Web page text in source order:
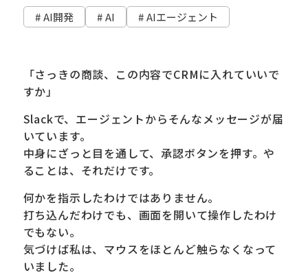
# AI開発 # AI # AIエージェント
「さっきの商談、この内容でCRMに入れていいで
すか」
Slackで、エージェントからそんなメッセージが届
いています。
中身にざっと目を通して、承認ボタンを押す。や
ることは、それだけです。
何かを指示したわけではありません。
打ち込んだわけでも、画面を開いて操作したわけ
でもない。
気づけば私は、マウスをほとんど触らなくなって
いました。